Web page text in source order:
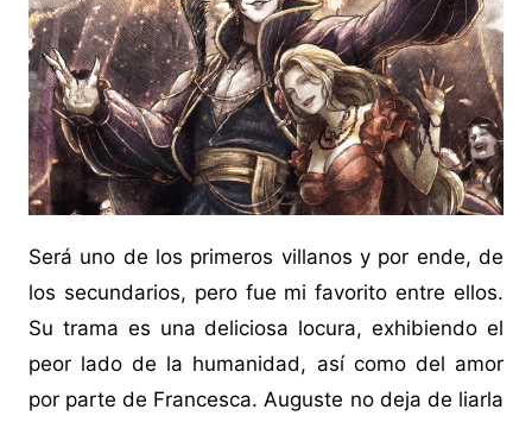
Será uno de los primeros villanos y por ende, de
los secundarios, pero fue mi favorito entre ellos.
Su trama es una deliciosa locura, exhibiendo el
peor lado de la humanidad, así como del amor
por parte de Francesca. Auguste no deja de liarla